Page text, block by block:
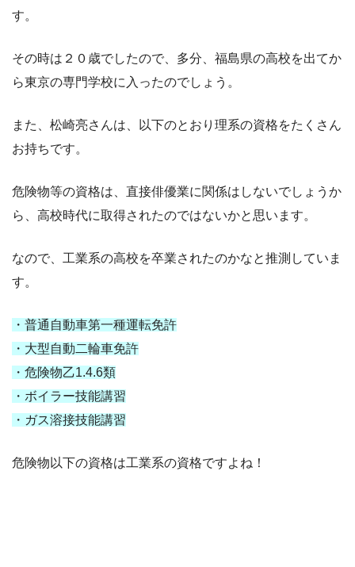
す。
その時は２０歳でしたので、多分、福島県の高校を出てか
ら東京の専門学校に入ったのでしょう。
また、松崎亮さんは、以下のとおり理系の資格をたくさん
お持ちです。
危険物等の資格は、直接俳優業に関係はしないでしょうか
ら、高校時代に取得されたのではないかと思います。
なので、工業系の高校を卒業されたのかなと推測していま
す。
・普通自動車第一種運転免許
・大型自動二輪車免許
・危険物乙1.4.6類
・ボイラー技能講習
・ガス溶接技能講習
危険物以下の資格は工業系の資格ですよね！